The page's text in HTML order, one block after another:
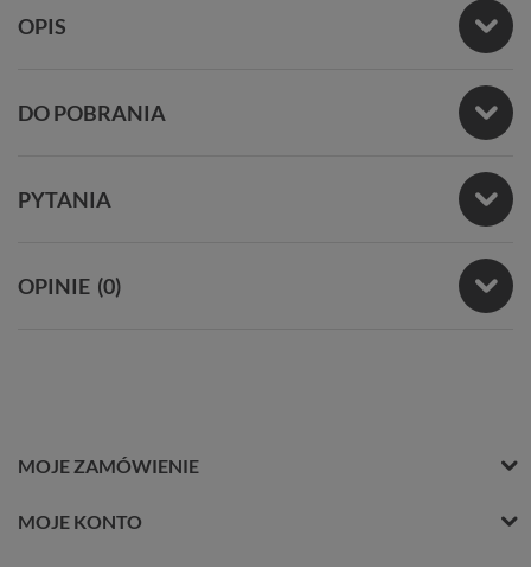
OPIS
DO POBRANIA
PYTANIA
OPINIE (0)
MOJE ZAMÓWIENIE
MOJE KONTO